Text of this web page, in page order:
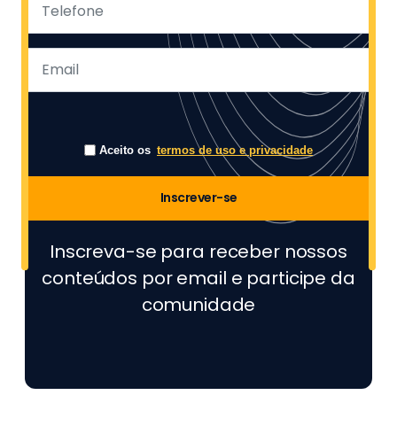
Aceito os termos de uso e privacidade
Inscrever-se
Inscreva-se para receber nossos
conteúdos por email e participe da
comunidade